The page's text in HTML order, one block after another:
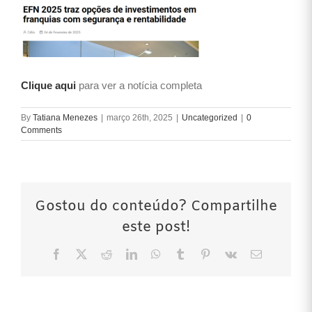
Clique aqui para ver a notícia completa
By Tatiana Menezes | março 26th, 2025 | Uncategorized | 0
Comments
Gostou do conteúdo? Compartilhe
este post!
Facebook RedditLinkedInWhatsApp
Tumblr Pinterest
Vk Email